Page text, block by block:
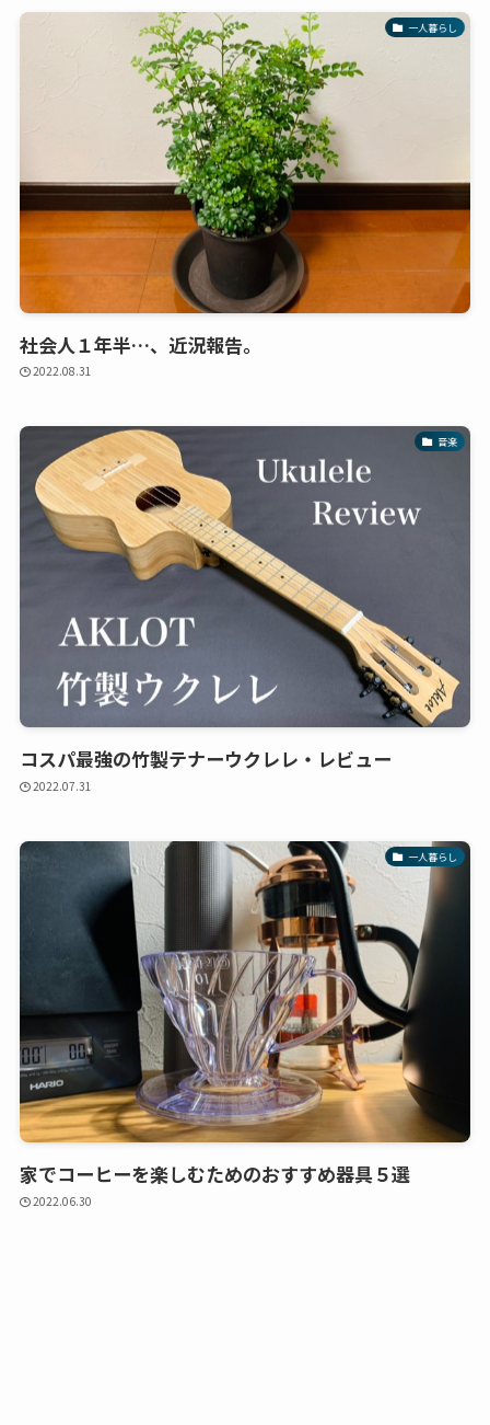
一人暮らし
社会人１年半…、近況報告。
2022.08.31
音楽
コスパ最強の竹製テナーウクレレ・レビュー
2022.07.31
一人暮らし
家でコーヒーを楽しむためのおすすめ器具５選
2022.06.30